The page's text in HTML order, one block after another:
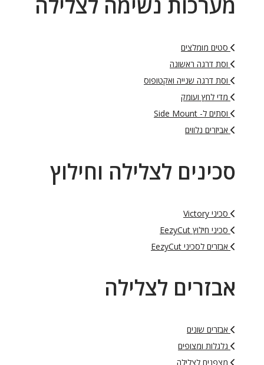
סטים מומלצים
וסת דרגה ראשונה
וסת דרגה שנייה ואקטופוס
מדי לחץ ועומק
וסתים ל- Side Mount
אביזרים נלווים
סכינים לצלילה וחילוץ
סכיני Victory
סכיני חילוץ EezyCut
אבזרים לסכיני EezyCut
אבזרים לצלילה
אבזרים שונים
גלגלות ומצופים
מצפנים לצלילה